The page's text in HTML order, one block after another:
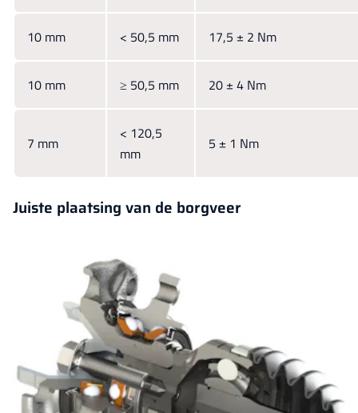
10 mm < 50,5 mm 17,5 ± 2 Nm
10 mm ≥ 50,5 mm 20 ± 4 Nm
7 mm
< 120,5
mm
5 ± 1 Nm
Juiste plaatsing van de borgveer